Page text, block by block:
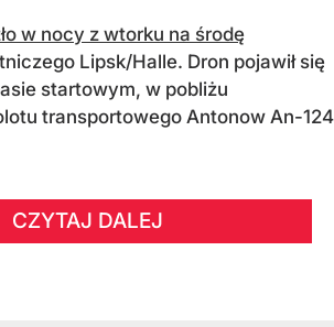
w nocy z wtorku na środę
Lipsk/Halle. Dron pojawił się
startowym, w pobliżu
transportowego Antonow An-124
CZYTAJ DALEJ